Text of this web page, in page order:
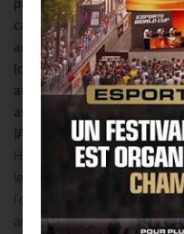
pinceau,
calligraphie &
acupuncture
(conférence
audiovisuelle
avec Cyrille
JAVARY)
Habitant depuis toujours la
les Chinois ont une
l’ont appelé « souffle » et ils
arts physiques et